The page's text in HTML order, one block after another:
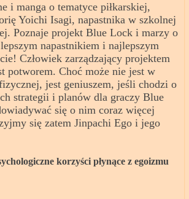
i manga o tematyce piłkarskiej,
Yoichi Isagi, napastnika w szkolnej
Poznaje projekt Blue Lock i marzy o
napastnikiem i najlepszym
Człowiek zarządzający projektem
potworem. Choć może nie jest w
jest geniuszem, jeśli chodzi o
strategii i planów dla graczy Blue
się o nim coraz więcej
się zatem Jinpachi Ego i jego
korzyści płynące z egoizmu